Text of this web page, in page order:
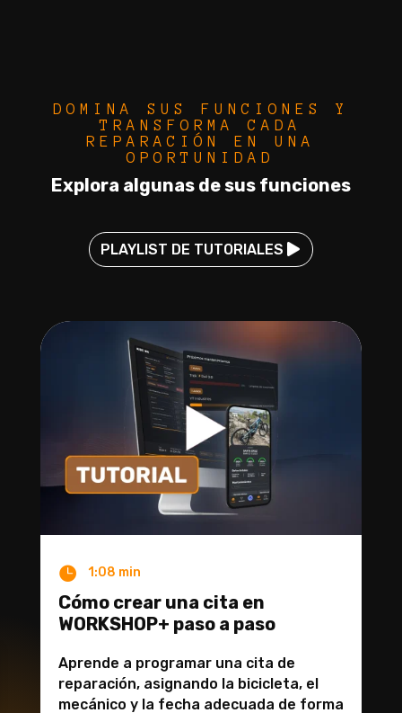
DOMINA SUS FUNCIONES Y
TRANSFORMA CADA
REPARACIÓN EN UNA
OPORTUNIDAD
Explora algunas de sus funciones
PLAYLIST DE TUTORIALES
 1:08 min
Cómo crear una cita en
WORKSHOP+ paso a paso
Aprende a programar una cita de
reparación, asignando la bicicleta, el
mecánico y la fecha adecuada de forma